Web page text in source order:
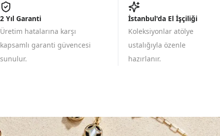
2 Yıl Garanti
Üretim hatalarına karşı
kapsamlı garanti güvencesi
sunulur.
İstanbul'da El İşçiliği
Koleksiyonlar atölye
ustalığıyla özenle
hazırlanır.